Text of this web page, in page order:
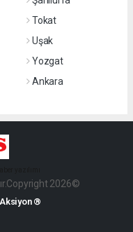
Tokat
Uşak
Yozgat
Ankara
2026©
®